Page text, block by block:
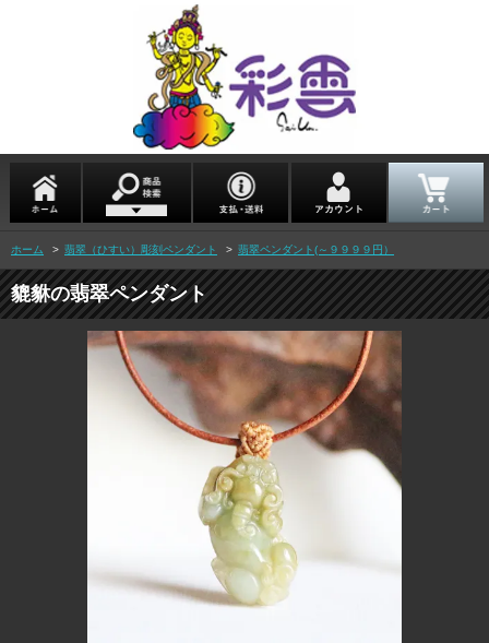
ホーム > 翡翠（ひすい）彫刻ペンダント > 翡翠ペンダント(～９９９９円）
貔貅の翡翠ペンダント